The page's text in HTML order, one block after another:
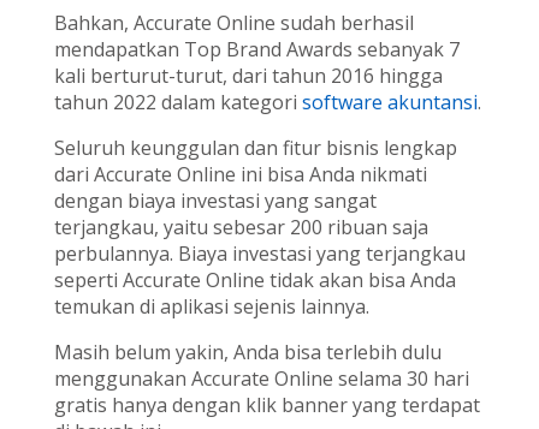
Bahkan, Accurate Online sudah berhasil
mendapatkan Top Brand Awards sebanyak 7
kali berturut-turut, dari tahun 2016 hingga
tahun 2022 dalam kategori software akuntansi.
Seluruh keunggulan dan fitur bisnis lengkap
dari Accurate Online ini bisa Anda nikmati
dengan biaya investasi yang sangat
terjangkau, yaitu sebesar 200 ribuan saja
perbulannya. Biaya investasi yang terjangkau
seperti Accurate Online tidak akan bisa Anda
temukan di aplikasi sejenis lainnya.
Masih belum yakin, Anda bisa terlebih dulu
menggunakan Accurate Online selama 30 hari
gratis hanya dengan klik banner yang terdapat